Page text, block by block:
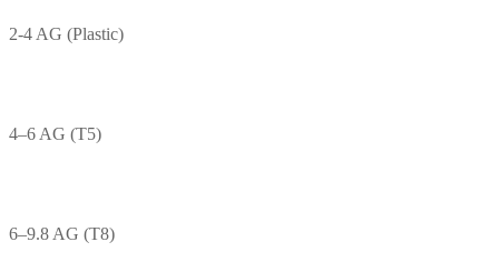
2-4 AG (Plastic)
4–6 AG (T5)
6–9.8 AG (T8)